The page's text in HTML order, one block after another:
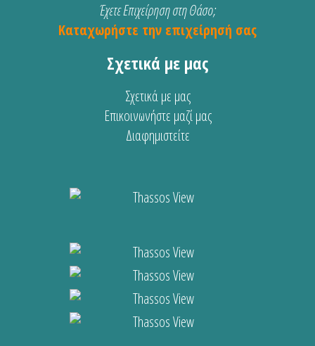
Έχετε Επιχείρηση στη Θάσο;
Καταχωρήστε την επιχείρησή σας
Σχετικά με μας
Σχετικά με μας
Επικοινωνήστε μαζί μας
Διαφημιστείτε